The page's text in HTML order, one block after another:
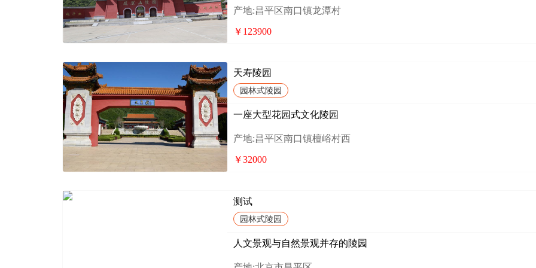
产地:昌平区南口镇龙潭村
￥123900
天寿陵园
园林式陵园
一座大型花园式文化陵园
产地:昌平区南口镇檀峪村西
￥32000
测试
园林式陵园
人文景观与自然景观并存的陵园